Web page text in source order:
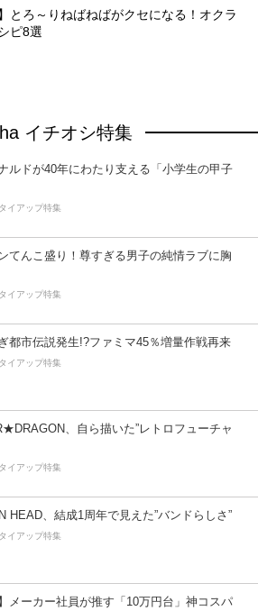
】とろ～りねばねばがクセになる！オクラ
ピ8選
イチオシ特集
ルドが40年にわたり支える「小学生の甲子
イアップ特集
てんこ盛り！尊すぎる男子の純情ラブに胸
イアップ特集
都市伝説発生!?ファミマ45％増量作戦再来
イアップ特集
、自ら描いた”レトロフューチャ
イアップ特集
HEAD、結成1周年で見えた”バンドらしさ”
イアップ特集
】メーカー社員が推す「10万円台」神コスパ